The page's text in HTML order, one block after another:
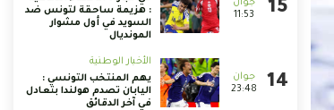
11:53
: هزيمة ساحقة لتونس ضد
السويد في أول مشوار
المونديال
23:48
الأخبار الوطنية
يهم المنتخب التونسي :
اليابان تصدم هولندا بتعادل
في آخر الدقائق